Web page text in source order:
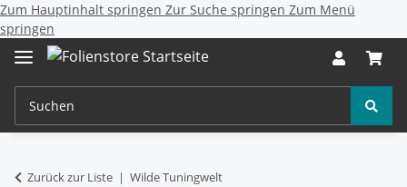
Zum Hauptinhalt springen Zur Suche springen Zum Menü
springen
Zurück zur Liste Wilde Tuningwelt